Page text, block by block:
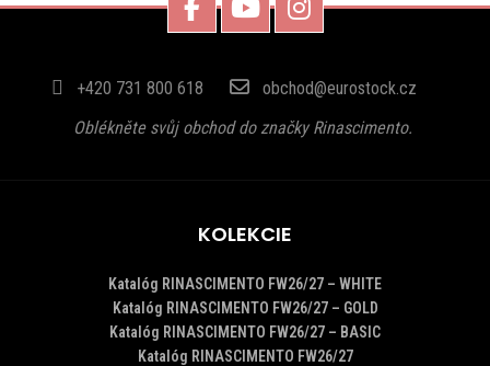
+420 731 800 618
obchod@eurostock.cz
Oblékněte svůj obchod do značky Rinascimento.
KOLEKCIE
Katalóg RINASCIMENTO FW26/27 – WHITE
Katalóg RINASCIMENTO FW26/27 – GOLD
Katalóg RINASCIMENTO FW26/27 – BASIC
Katalóg RINASCIMENTO FW26/27